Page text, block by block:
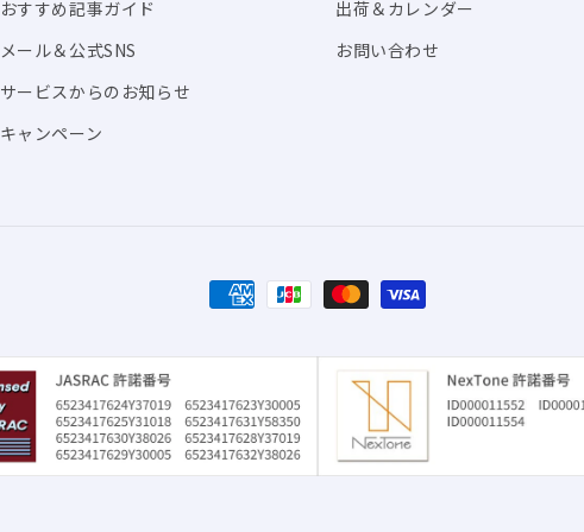
おすすめ記事ガイド
メール＆公式SNS
サービスからのお知らせ
キャンペーン
出荷＆カレンダー
お問い合わせ
方
法